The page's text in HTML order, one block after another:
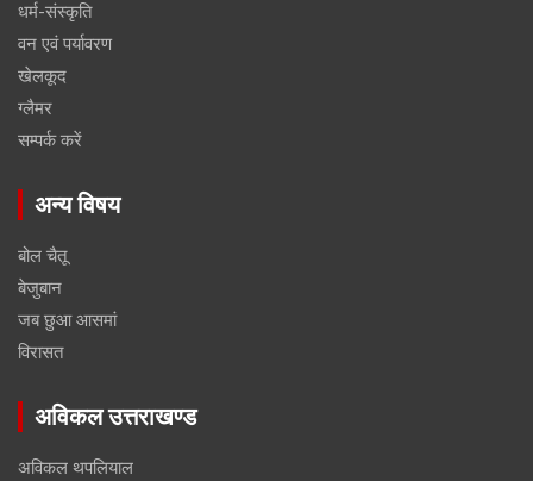
धर्म-संस्कृति
वन एवं पर्यावरण
खेलकूद
ग्लैमर
सम्पर्क करें
अन्य विषय
बोल चैतू
बेजुबान
जब छुआ आसमां
विरासत
अविकल उत्तराखण्ड
अविकल थपलियाल